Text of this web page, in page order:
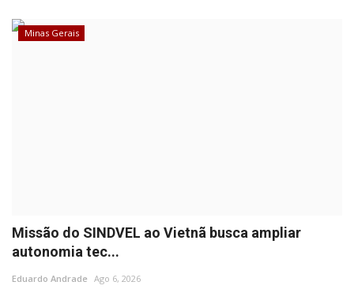
Minas Gerais
Missão do SINDVEL ao Vietnã busca ampliar
autonomia tec...
Eduardo Andrade Ago 6, 2026